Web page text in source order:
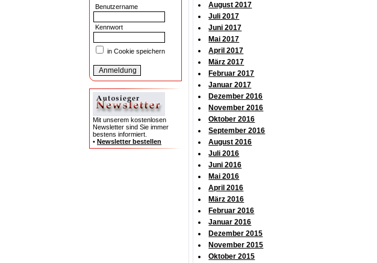
Benutzername
Kennwort
in Cookie speichern
Mit unserem kostenlosen
Newsletter sind Sie immer
bestens informiert.
• Newsletter bestellen
August 2017
Juli 2017
Juni 2017
Mai 2017
April 2017
März 2017
Februar 2017
Januar 2017
Dezember 2016
November 2016
Oktober 2016
September 2016
August 2016
Juli 2016
Juni 2016
Mai 2016
April 2016
März 2016
Februar 2016
Januar 2016
Dezember 2015
November 2015
Oktober 2015